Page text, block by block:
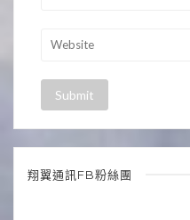
翔翼通訊FB粉絲團